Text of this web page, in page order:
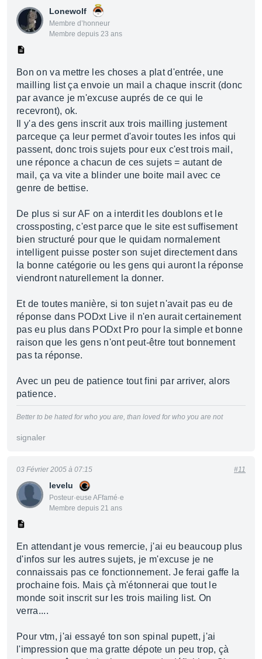
Lonewolf
Membre d’honneur
Membre depuis 23 ans
Bon on va mettre les choses a plat d'entrée, une
mailling list ça envoie un mail a chaque inscrit (donc
par avance je m'excuse auprés de ce qui le
recevront), ok.
Il y'a des gens inscrit aux trois mailling justement
parceque ça leur permet d'avoir toutes les infos qui
passent, donc trois sujets pour eux c'est trois mail,
une réponce a chacun de ces sujets = autant de
mail, ça va vite a blinder une boite mail avec ce
genre de bettise.
De plus si sur AF on a interdit les doublons et le
crossposting, c'est parce que le site est suffisement
bien structuré pour que le quidam normalement
intelligent puisse poster son sujet directement dans
la bonne catégorie ou les gens qui auront la réponse
viendront naturellement la donner.
Et de toutes manière, si ton sujet n'avait pas eu de
réponse dans PODxt Live il n'en aurait certainement
pas eu plus dans PODxt Pro pour la simple et bonne
raison que les gens n'ont peut-être tout bonnement
pas ta réponse.
Avec un peu de patience tout fini par arriver, alors
patience.
Better to be hated for who you are, than loved for who you are not
signaler
levelu
Posteur·euse AFfamé·e
Membre depuis 21 ans
03 Février 2005 à 07:15 #11
En attendant je vous remercie, j'ai eu beaucoup plus
d'infos sur les autres sujets, je m'excuse je ne
connaissais pas ce fonctionnement. Je ferai gaffe la
prochaine fois. Mais çà m'étonnerai que tout le
monde soit inscrit sur les trois mailing list. On
verra....
Pour vtm, j'ai essayé ton son spinal pupett, j'ai
l'impression que ma gratte dépote un peu trop, çà